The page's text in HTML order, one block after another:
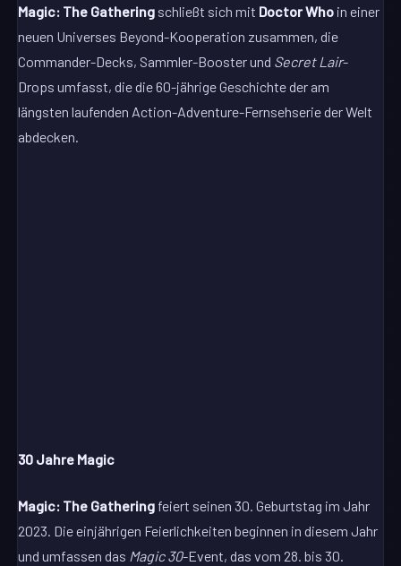
Magic: The Gathering schließt sich mit Doctor Who in einer
neuen Universes Beyond-Kooperation zusammen, die
Commander-Decks, Sammler-Booster und Secret Lair-
Drops umfasst, die die 60-jährige Geschichte der am
längsten laufenden Action-Adventure-Fernsehserie der Welt
abdecken.
30 Jahre Magic
Magic: The Gathering feiert seinen 30. Geburtstag im Jahr
2023. Die einjährigen Feierlichkeiten beginnen in diesem Jahr
und umfassen das Magic 30-Event, das vom 28. bis 30.